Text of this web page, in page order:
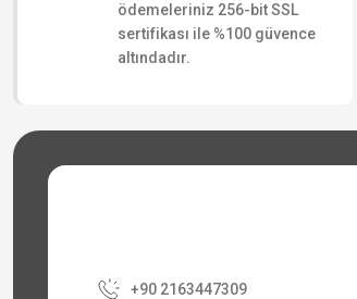
ödemeleriniz 256-bit SSL
sertifikası ile %100 güvence
altındadır.
+90 2163447309